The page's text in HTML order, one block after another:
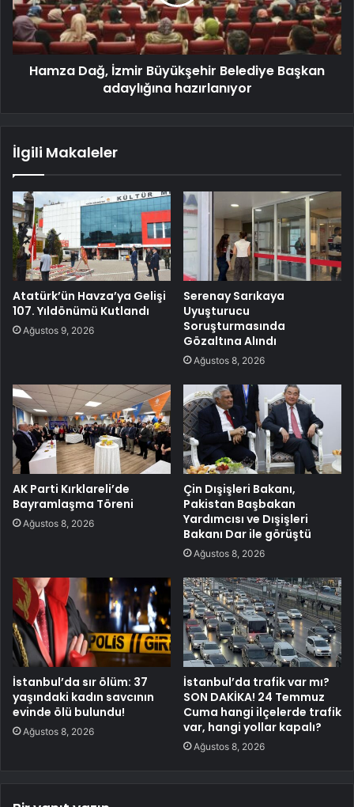
Hamza Dağ, İzmir Büyükşehir Belediye Başkan
adaylığına hazırlanıyor
İlgili Makaleler
Atatürk’ün Havza’ya Gelişi
107. Yıldönümü Kutlandı
Ağustos 9, 2026
Serenay Sarıkaya
Uyuşturucu
Soruşturmasında
Gözaltına Alındı
Ağustos 8, 2026
AK Parti Kırklareli’de
Bayramlaşma Töreni
Ağustos 8, 2026
Çin Dışişleri Bakanı,
Pakistan Başbakan
Yardımcısı ve Dışişleri
Bakanı Dar ile görüştü
Ağustos 8, 2026
İstanbul’da sır ölüm: 37
yaşındaki kadın savcının
evinde ölü bulundu!
Ağustos 8, 2026
İstanbul’da trafik var mı?
SON DAKİKA! 24 Temmuz
Cuma hangi ilçelerde trafik
var, hangi yollar kapalı?
Ağustos 8, 2026